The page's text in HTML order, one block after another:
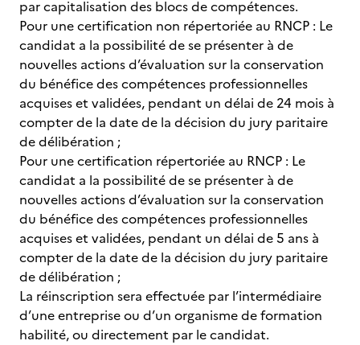
par capitalisation des blocs de compétences.
Pour une certification non répertoriée au RNCP : Le
candidat a la possibilité de se présenter à de
nouvelles actions d’évaluation sur la conservation
du bénéfice des compétences professionnelles
acquises et validées, pendant un délai de 24 mois à
compter de la date de la décision du jury paritaire
de délibération ;
Pour une certification répertoriée au RNCP : Le
candidat a la possibilité de se présenter à de
nouvelles actions d’évaluation sur la conservation
du bénéfice des compétences professionnelles
acquises et validées, pendant un délai de 5 ans à
compter de la date de la décision du jury paritaire
de délibération ;
La réinscription sera effectuée par l’intermédiaire
d’une entreprise ou d’un organisme de formation
habilité, ou directement par le candidat.